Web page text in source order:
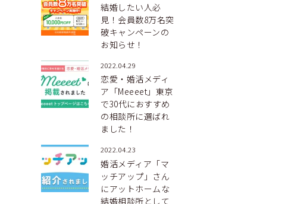
結婚したい人必
見！会員数8万名突
破キャンペーンの
お知らせ！
2022.04.29
恋愛・婚活メディ
ア「Meeeet」東京
で30代におすすめ
の相談所に選ばれ
ました！
2022.04.23
婚活メディア「マ
ッチアップ」さん
にアットホームな
結婚相談所として